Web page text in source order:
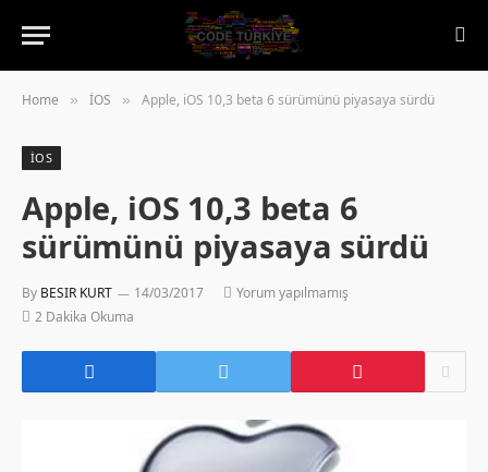
Home » İOS » Apple, iOS 10,3 beta 6 sürümünü piyasaya sürdü
İOS
Apple, iOS 10,3 beta 6
sürümünü piyasaya sürdü
By BESIR KURT 14/03/2017
Yorum yapılmamış
2 Dakika Okuma